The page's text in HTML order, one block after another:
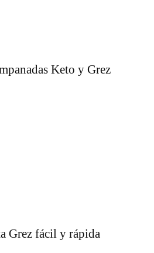
Keto y Grez
Grez fácil y rápida